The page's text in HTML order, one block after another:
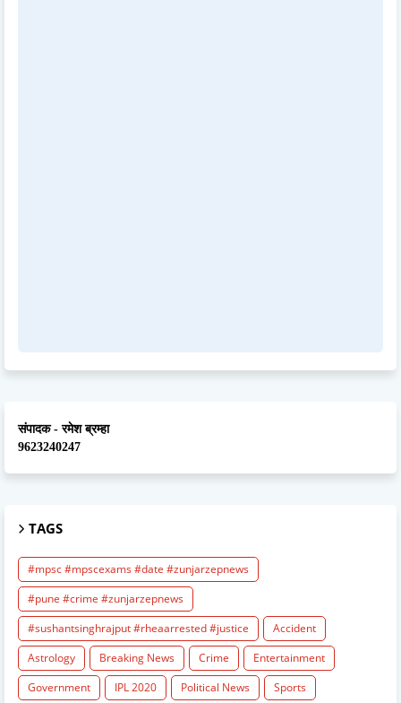
संपादक - रमेश ब्रम्हा
9623240247
TAGS
#mpsc #mpscexams #date #zunjarzepnews
#pune #crime #zunjarzepnews
#sushantsinghrajput #rheaarrested #justice
Accident
Astrology
Breaking News Crime
Entertainment
Government
IPL 2020 Political News
Sports